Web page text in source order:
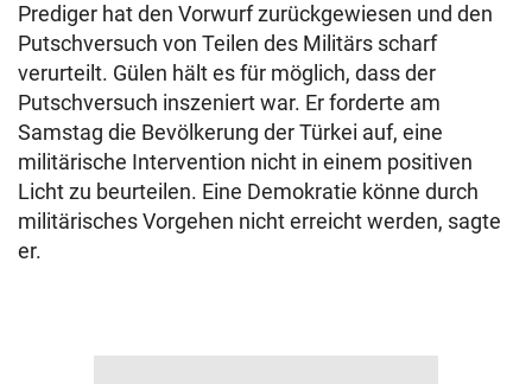
Prediger hat den Vorwurf zurückgewiesen und den
Putschversuch von Teilen des Militärs scharf
verurteilt. Gülen hält es für möglich, dass der
Putschversuch inszeniert war. Er forderte am
Samstag die Bevölkerung der Türkei auf, eine
militärische Intervention nicht in einem positiven
Licht zu beurteilen. Eine Demokratie könne durch
militärisches Vorgehen nicht erreicht werden, sagte
er.